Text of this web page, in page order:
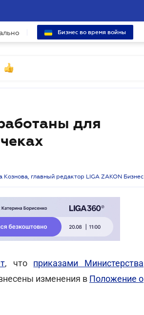
Бизнес во время войны
для
Кознова, главный редактор LIGA ZAKON Бизнес
, что приказами Министерства
изменения в Положение о